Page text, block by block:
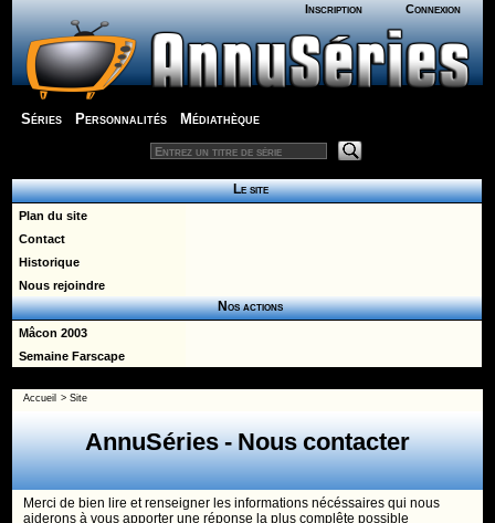
Inscription Connexion
Séries Personnalités Médiathèque
Le site
Plan du site
Contact
Historique
Nous rejoindre
Nos actions
Mâcon 2003
Semaine Farscape
Accueil >Site
AnnuSéries - Nous contacter
Merci de bien lire et renseigner les informations nécéssaires qui nous
aiderons à vous apporter une réponse la plus complête possible